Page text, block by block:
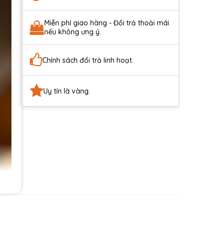
Miễn phí giao hàng - Đổi trả thoải mái
nếu không ưng ý.
Chính sách đổi trả linh hoạt.
Uy tín là vàng.